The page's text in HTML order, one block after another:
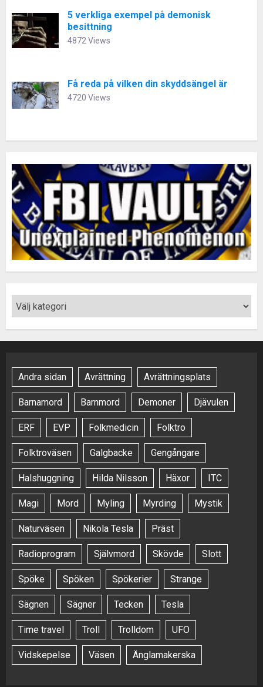
5 verkliga exempel på demonisk
besittning
4872 Views
Få reda på vilken din skyddsängel är
4720 Views
Andra sidan Avrättning Avrättningsplats
Barnamord Barnmord Demoner Djävulen
ERF EVP Folkmedicin Folktro
Folktroväsen Galgbacke Gengångare
Halshuggning Hilda Nilsson Häxor ITC
Magi Mord Myling Myrding Mystik
Naturväsen Nikola Tesla Präst
Radioprogram Självmord Skövde Slott
Spöke Spöken Spökerier Strange
Sägnen Sägner Tecken Tesla
Time travel Troll Trolldom UFO
Vidskepelse Väsen Änglamakerska